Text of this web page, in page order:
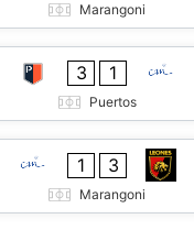
Marangoni
3 1
Puertos
1 3
Marangoni